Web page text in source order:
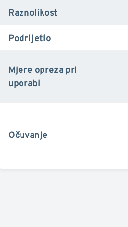
Raznolikost
Podrijetlo
Mjere opreza pri
uporabi
Očuvanje